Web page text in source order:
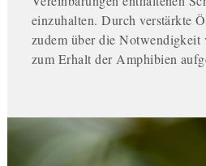
einzuhalten. Durch verstärkte
zudem über die Notwendigkeit
zum Erhalt der Amphibien